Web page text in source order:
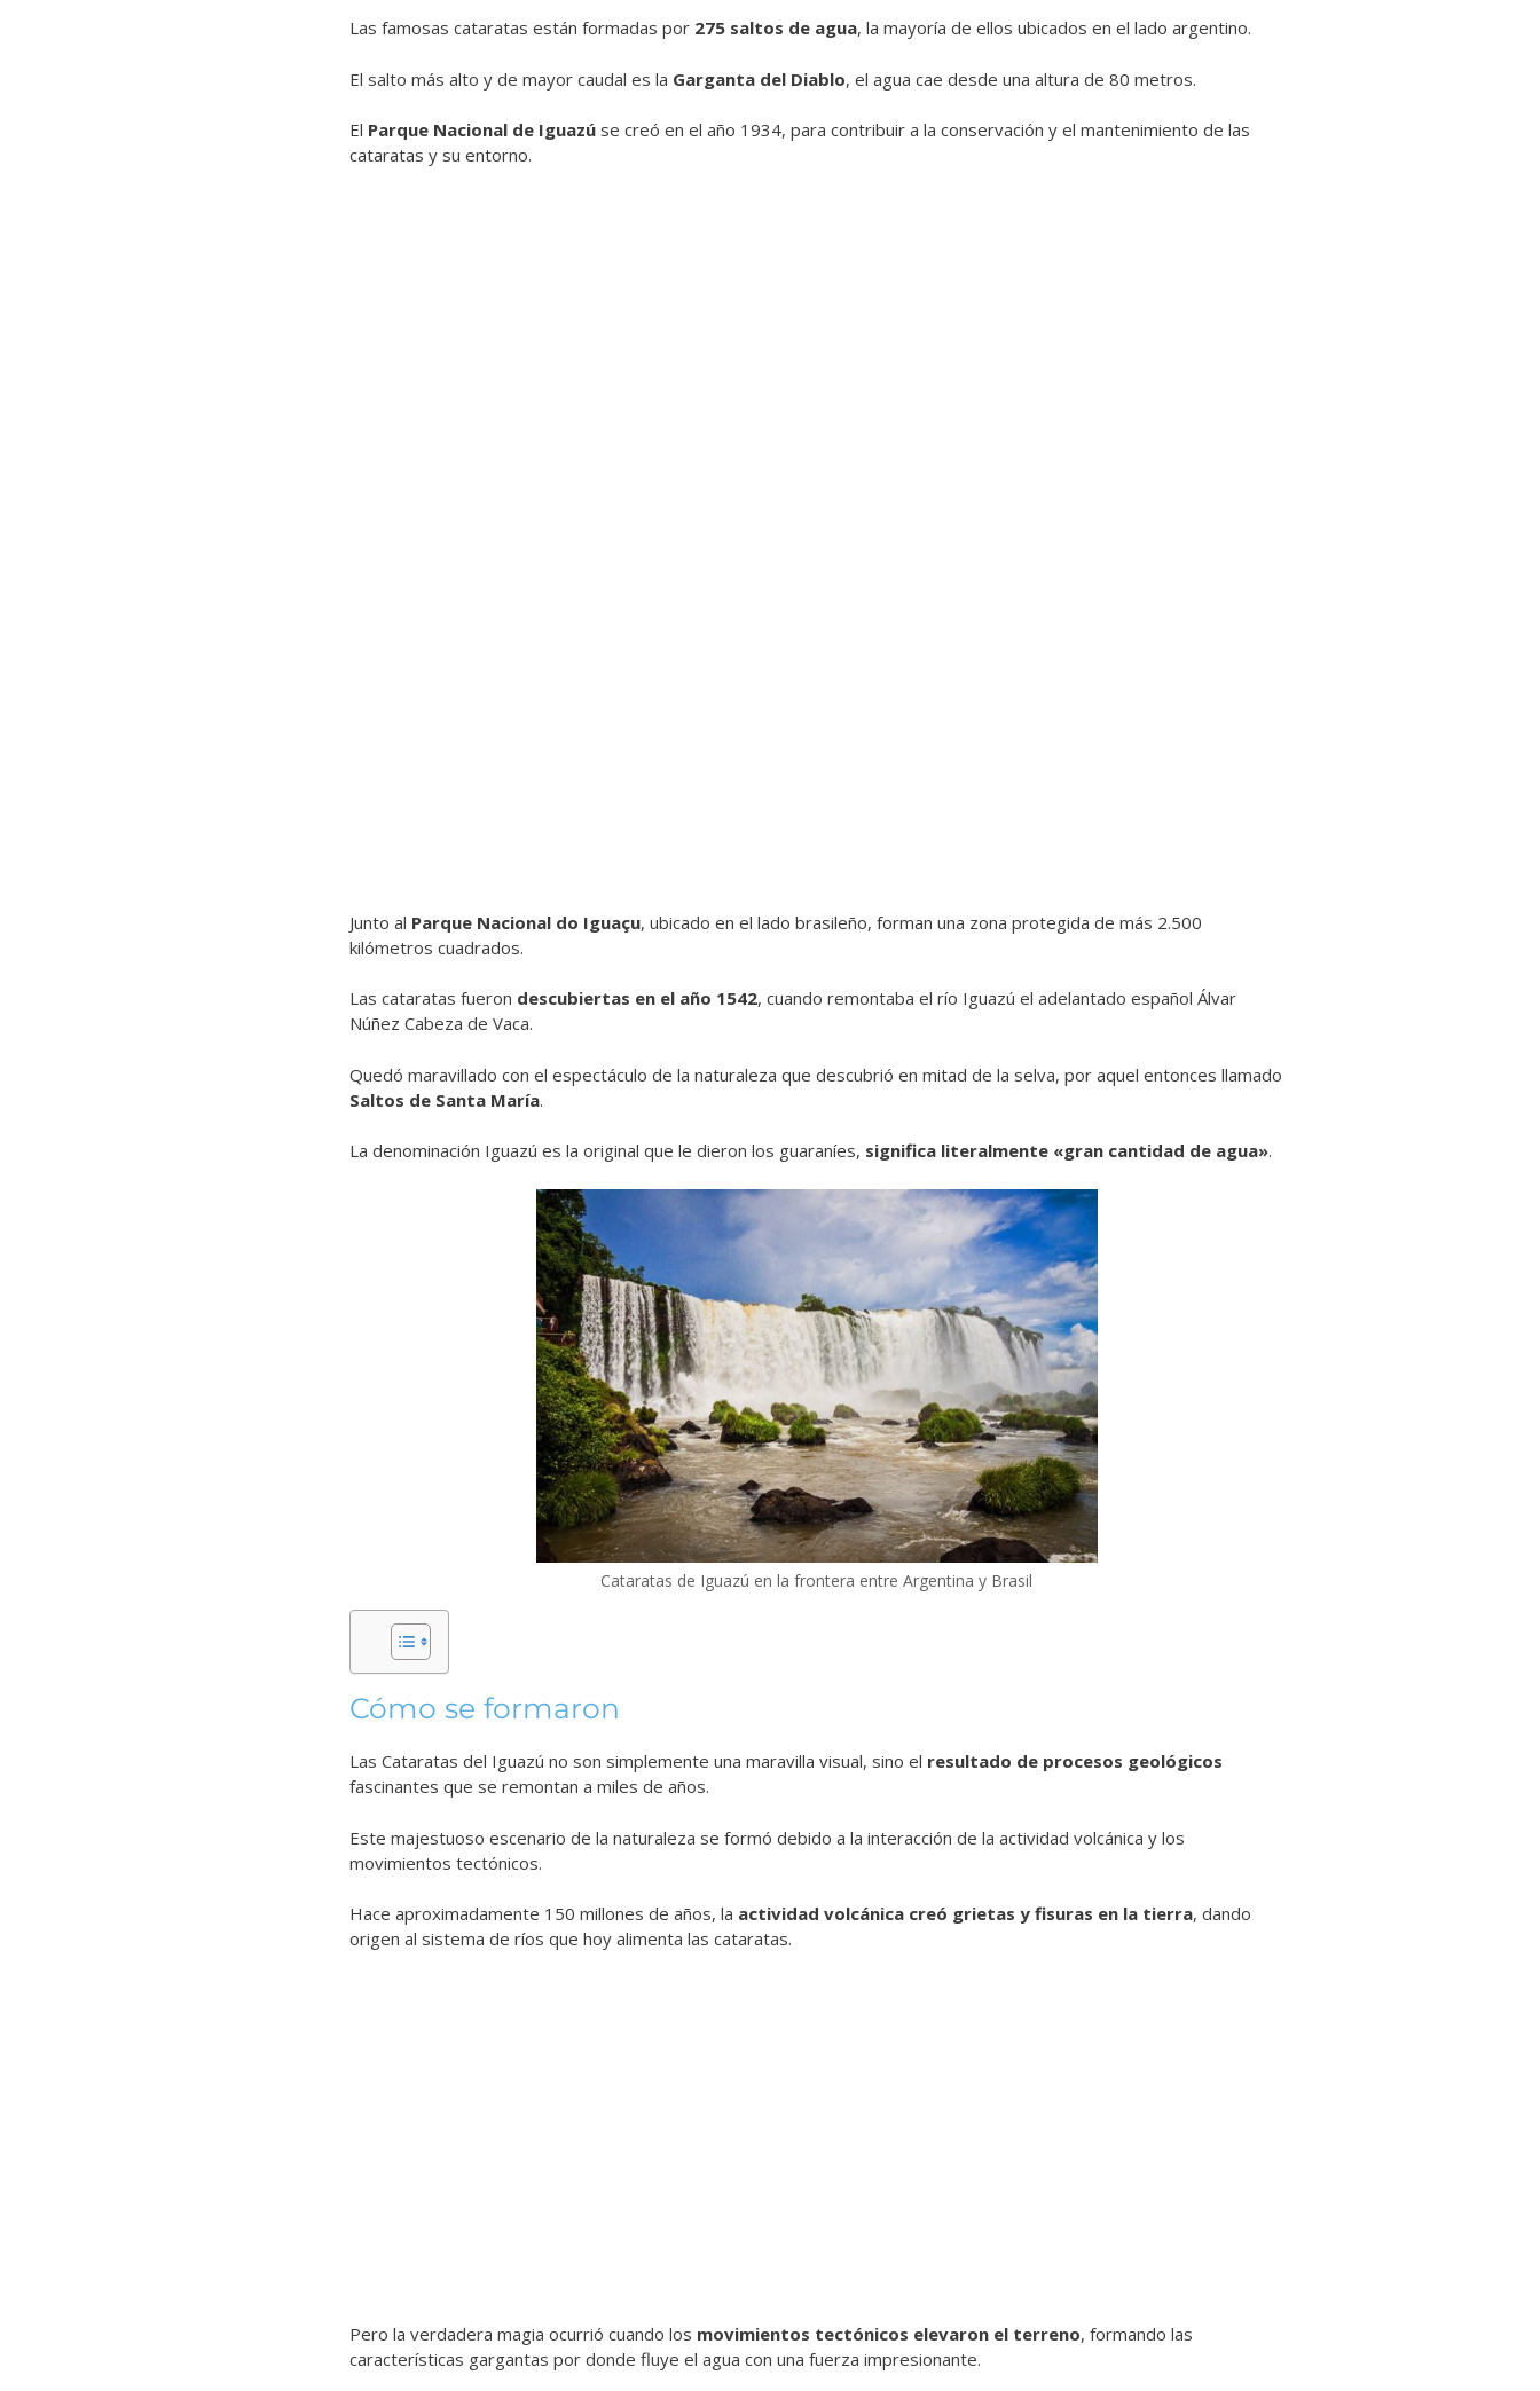
Las famosas cataratas están formadas por 275 saltos de agua, la mayoría de ellos ubicados en el lado argentino.
El salto más alto y de mayor caudal es la Garganta del Diablo, el agua cae desde una altura de 80 metros.
El Parque Nacional de Iguazú se creó en el año 1934, para contribuir a la conservación y el mantenimiento de las
cataratas y su entorno.
Junto al Parque Nacional do Iguaçu, ubicado en el lado brasileño, forman una zona protegida de más 2.500
kilómetros cuadrados.
Las cataratas fueron descubiertas en el año 1542, cuando remontaba el río Iguazú el adelantado español Álvar
Núñez Cabeza de Vaca.
Quedó maravillado con el espectáculo de la naturaleza que descubrió en mitad de la selva, por aquel entonces llamado
Saltos de Santa María.
La denominación Iguazú es la original que le dieron los guaraníes, significa literalmente «gran cantidad de agua».
Cataratas de Iguazú en la frontera entre Argentina y Brasil
Cómo se formaron
Las Cataratas del Iguazú no son simplemente una maravilla visual, sino el resultado de procesos geológicos
fascinantes que se remontan a miles de años.
Este majestuoso escenario de la naturaleza se formó debido a la interacción de la actividad volcánica y los
movimientos tectónicos.
Hace aproximadamente 150 millones de años, la actividad volcánica creó grietas y fisuras en la tierra, dando
origen al sistema de ríos que hoy alimenta las cataratas.
Pero la verdadera magia ocurrió cuando los movimientos tectónicos elevaron el terreno, formando las
características gargantas por donde fluye el agua con una fuerza impresionante.